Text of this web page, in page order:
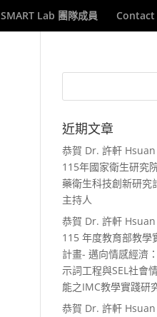
SMART Lab 團隊成員 Contact
近期文章
恭賀 Dr. 許軒
115年國家衛生研究
藥衛生科技創新研究
主持人
恭賀 Dr. 許軒
115 年度教育部教學
計畫- 邁向情感經濟
示詞工程與SEL社會
能之IMC教學實踐研
恭賀 Dr. 許軒